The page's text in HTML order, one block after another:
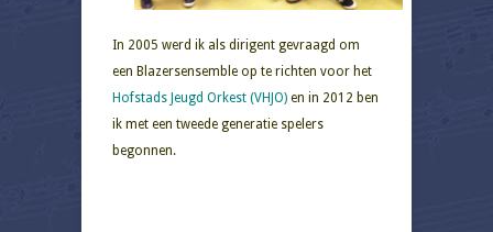
In 2005 werd ik als dirigent gevraagd om
een Blazersensemble op te richten voor het
Hofstads Jeugd Orkest (VHJO) en in 2012 ben
ik met een tweede generatie spelers
begonnen.